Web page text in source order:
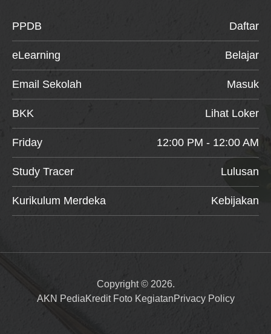
PPDB Daftar
eLearning Belajar
Email Sekolah Masuk
BKK Lihat Loker
Friday 12:00 PM - 12:00 AM
Study Tracer Lulusan
Kurikulum Merdeka Kebijakan
Copyright © 2026.
AKN PediaKredit Foto KegiatanPrivacy Policy